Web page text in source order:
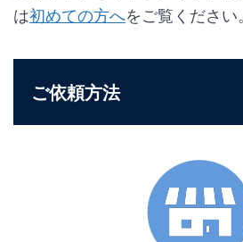
は初めての方へをご覧ください。
ご依頼方法